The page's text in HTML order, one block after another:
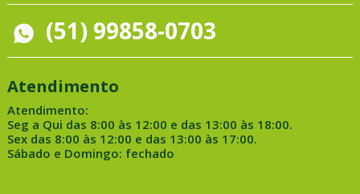
(51) 99858-0703
Atendimento
Atendimento:
Seg a Qui das 8:00 às 12:00 e das 13:00 às 18:00.
Sex das 8:00 às 12:00 e das 13:00 às 17:00.
Sábado e Domingo: fechado